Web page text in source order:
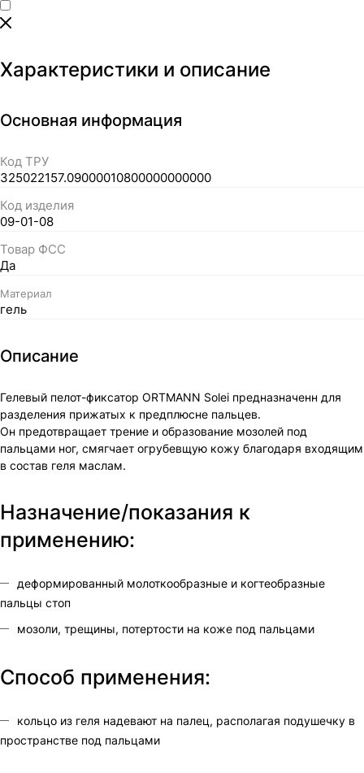
Характеристики и описание
Основная информация
Код ТРУ
325022157.09000010800000000000
Код изделия
09-01-08
Товар ФСС
Да
Материал
гель
Описание
Гелевый пелот-фиксатор ORTMANN Solei предназначенн для
разделения прижатых к предплюсне пальцев.
Он предотвращает трение и образование мозолей под
пальцами ног, смягчает огрубевщую кожу благодаря входящим
в состав геля маслам.
Назначение/показания к
применению:
деформированный молоткообразные и когтеобразные
пальцы стоп
мозоли, трещины, потертости на коже под пальцами
Способ применения:
кольцо из геля надевают на палец, располагая подушечку в
пространстве под пальцами